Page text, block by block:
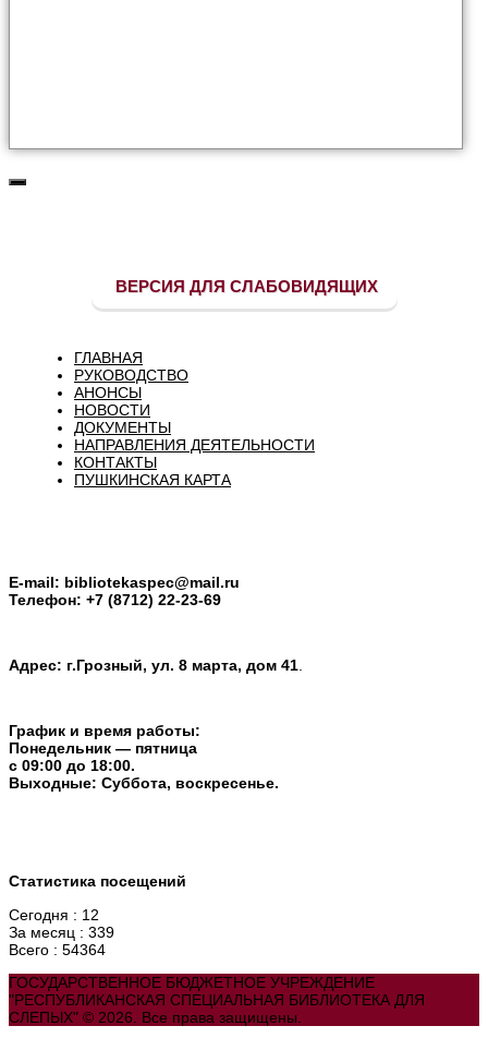
ВЕРСИЯ ДЛЯ СЛАБОВИДЯЩИХ
ГЛАВНАЯ
РУКОВОДСТВО
АНОНСЫ
НОВОСТИ
ДОКУМЕНТЫ
НАПРАВЛЕНИЯ ДЕЯТЕЛЬНОСТИ
КОНТАКТЫ
ПУШКИНСКАЯ КАРТА
E-mail: bibliotekaspec@mail.ru
Телефон: +7 (8712) 22-23-69
Адрес: г.Грозный, ул. 8 марта, дом 41
График и время работы:
Понедельник — пятница
с 09:00 до 18:00.
Выходные: Суббота, воскресенье.
Статистика посещений
Сегодня : 12
За месяц : 339
Всего : 54364
ГОСУДАРСТВЕННОЕ БЮДЖЕТНОЕ УЧРЕЖДЕНИЕ
"РЕСПУБЛИКАНСКАЯ СПЕЦИАЛЬНАЯ БИБЛИОТЕКА ДЛЯ
СЛЕПЫХ" © 2026. Все права защищены.